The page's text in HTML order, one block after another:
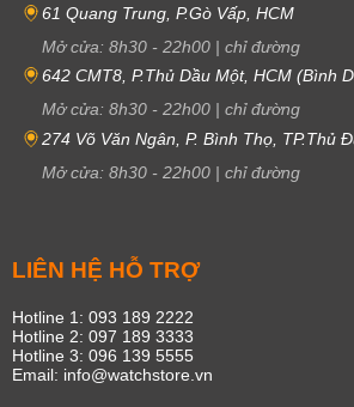
61 Quang Trung, P.Gò Vấp, HCM
Mở cửa: 8h30 - 22h00 | chỉ đường
642 CMT8, P.Thủ Dầu Một, HCM (Bình
Mở cửa: 8h30 - 22h00 | chỉ đường
274 Võ Văn Ngân, P. Bình Thọ, TP.Thủ
Mở cửa: 8h30 - 22h00 | chỉ đường
LIÊN HỆ HỖ TRỢ
Hotline 1: 093 189 2222
Hotline 2: 097 189 3333
Hotline 3: 096 139 5555
Email: info@watchstore.vn